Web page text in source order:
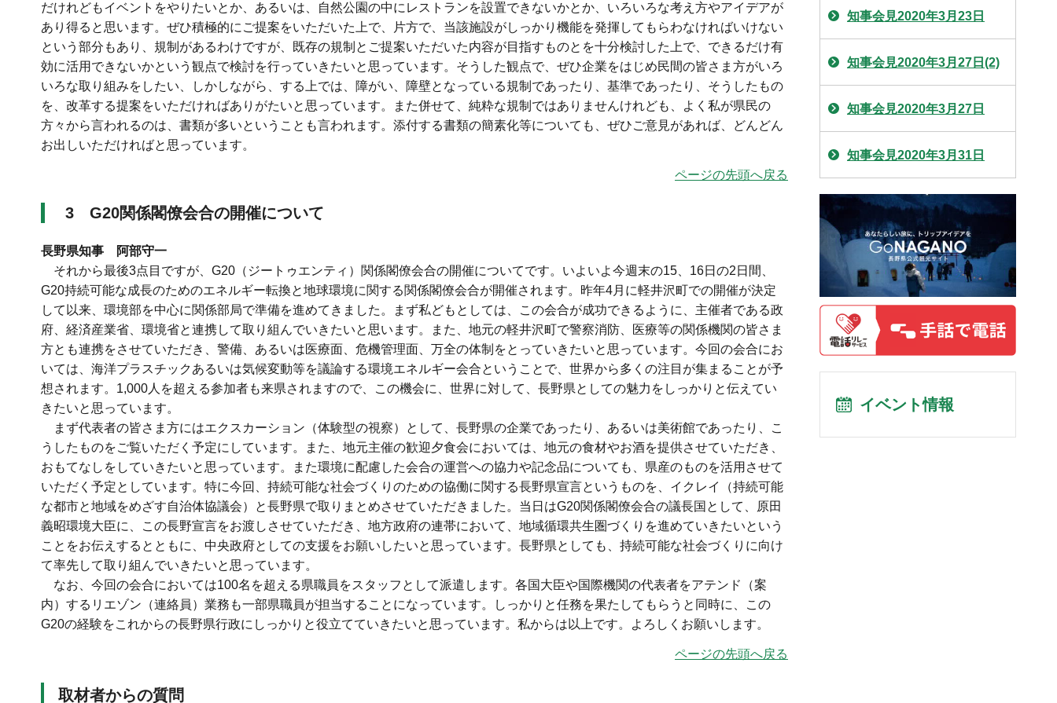
だけれどもイベントをやりたいとか、あるいは、自然公園の中にレストランを設置できないかとか、いろいろな考え方やアイデアが
あり得ると思います。ぜひ積極的にご提案をいただいた上で、片方で、当該施設がしっかり機能を発揮してもらわなければいけない
という部分もあり、規制があるわけですが、既存の規制とご提案いただいた内容が目指すものとを十分検討した上で、できるだけ有
効に活用できないかという観点で検討を行っていきたいと思っています。そうした観点で、ぜひ企業をはじめ民間の皆さま方がいろ
いろな取り組みをしたい、しかしながら、する上では、障がい、障壁となっている規制であったり、基準であったり、そうしたもの
を、改革する提案をいただければありがたいと思っています。また併せて、純粋な規制ではありませんけれども、よく私が県民の
方々から言われるのは、書類が多いということも言われます。添付する書類の簡素化等についても、ぜひご意見があれば、どんどん
お出しいただければと思っています。
ページの先頭へ戻る
3 G20関係閣僚会合の開催について
長野県知事 阿部守一
それから最後3点目ですが、G20（ジートゥエンティ）関係閣僚会合の開催についてです。いよいよ今週末の15、16日の2日間、
G20持続可能な成長のためのエネルギー転換と地球環境に関する関係閣僚会合が開催されます。昨年4月に軽井沢町での開催が決定
して以来、環境部を中心に関係部局で準備を進めてきました。まず私どもとしては、この会合が成功できるように、主催者である政
府、経済産業省、環境省と連携して取り組んでいきたいと思います。また、地元の軽井沢町で警察消防、医療等の関係機関の皆さま
方とも連携をさせていただき、警備、あるいは医療面、危機管理面、万全の体制をとっていきたいと思っています。今回の会合にお
いては、海洋プラスチックあるいは気候変動等を議論する環境エネルギー会合ということで、世界から多くの注目が集まることが予
想されます。1,000人を超える参加者も来県されますので、この機会に、世界に対して、長野県としての魅力をしっかりと伝えてい
きたいと思っています。
まず代表者の皆さま方にはエクスカーション（体験型の視察）として、長野県の企業であったり、あるいは美術館であったり、こ
うしたものをご覧いただく予定にしています。また、地元主催の歓迎夕食会においては、地元の食材やお酒を提供させていただき、
おもてなしをしていきたいと思っています。また環境に配慮した会合の運営への協力や記念品についても、県産のものを活用させて
いただく予定としています。特に今回、持続可能な社会づくりのための協働に関する長野県宣言というものを、イクレイ（持続可能
な都市と地域をめざす自治体協議会）と長野県で取りまとめさせていただきました。当日はG20関係閣僚会合の議長国として、原田
義昭環境大臣に、この長野宣言をお渡しさせていただき、地方政府の連帯において、地域循環共生圏づくりを進めていきたいという
ことをお伝えするとともに、中央政府としての支援をお願いしたいと思っています。長野県としても、持続可能な社会づくりに向け
て率先して取り組んでいきたいと思っています。
なお、今回の会合においては100名を超える県職員をスタッフとして派遣します。各国大臣や国際機関の代表者をアテンド（案
内）するリエゾン（連絡員）業務も一部県職員が担当することになっています。しっかりと任務を果たしてもらうと同時に、この
G20の経験をこれからの長野県行政にしっかりと役立てていきたいと思っています。私からは以上です。よろしくお願いします。
ページの先頭へ戻る
取材者からの質問
知事会見2020年3月23日
知事会見2020年3月27日(2)
知事会見2020年3月27日
知事会見2020年3月31日
イベント情報